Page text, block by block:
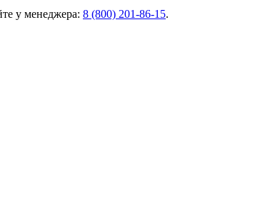
у менеджера: 8 (800) 201-86-15.